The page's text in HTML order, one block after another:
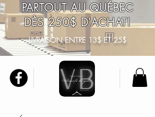
PARTOUT AU QUÉBEC
DÈS 250$ D'ACHAT!
LIVRAISON ENTRE 13$ ET 25$